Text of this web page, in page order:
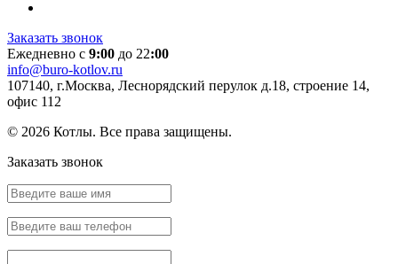
Заказать звонок
Ежедневно с 9:00 до 22:00
info@buro-kotlov.ru
107140, г.Москва, Леснорядский перулок д.18, строение 14,
офис 112
© 2026 Котлы. Все права защищены.
Заказать звонок